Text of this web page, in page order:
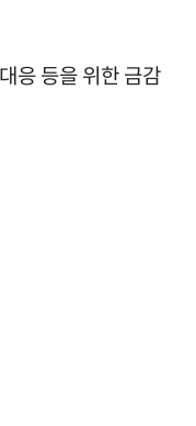
응 등을 위한 금감